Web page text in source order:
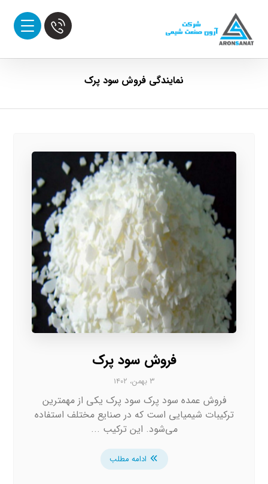
نمایندگی فروش سود پرک
فروش سود پرک
۳ بهمن، ۱۴۰۲
فروش عمده سود پرک سود پرک یکی از مهمترین
ترکیبات شیمیایی است که در صنایع مختلف استفاده
می‌شود. این ترکیب ...
ادامه مطلب